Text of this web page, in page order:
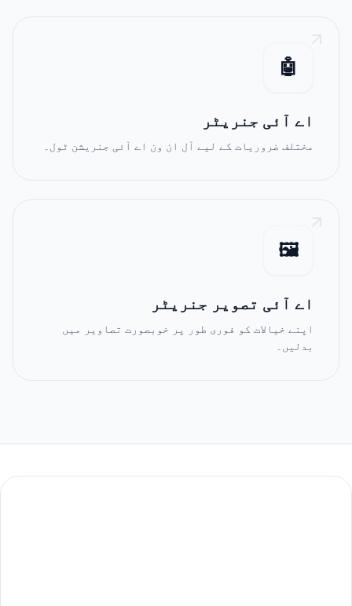
🤖
اے آئی جنریٹر
مختلف ضروریات کے لیے آل ان ون اے آئی جنریشن ٹول۔
🖼️
اے آئی تصویر جنریٹر
اپنے خیالات کو فوری طور پر خوبصورت تصاویر میں
بدلیں۔